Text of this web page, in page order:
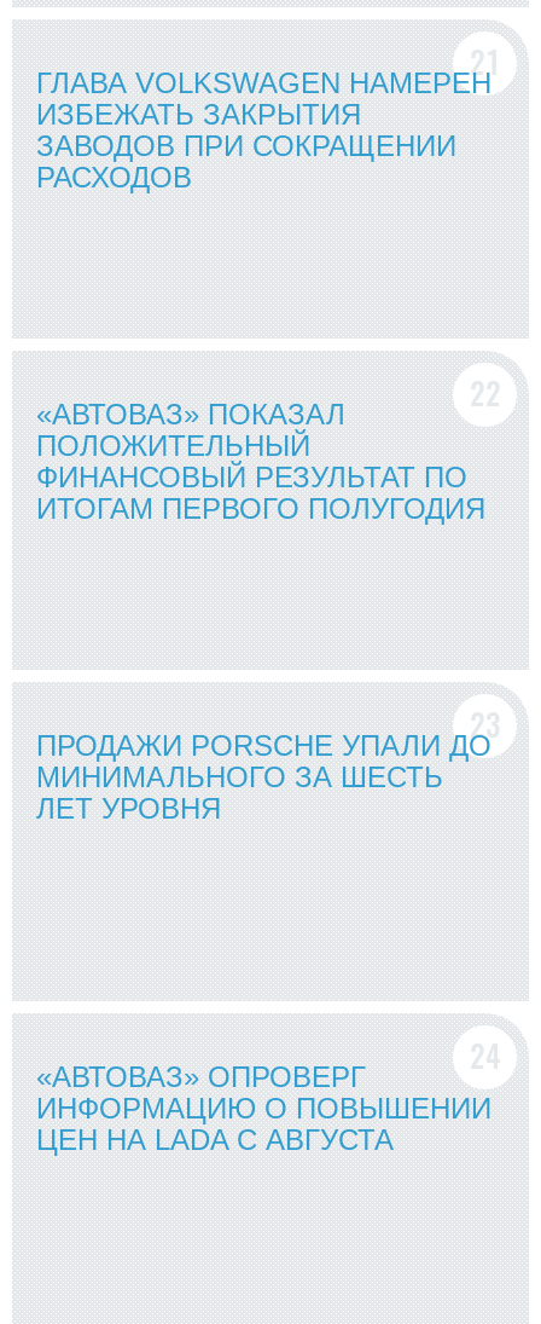
ГЛАВА VOLKSWAGEN НАМЕРЕН
ИЗБЕЖАТЬ ЗАКРЫТИЯ
ЗАВОДОВ ПРИ СОКРАЩЕНИИ
РАСХОДОВ
«АВТОВАЗ» ПОКАЗАЛ
ПОЛОЖИТЕЛЬНЫЙ
ФИНАНСОВЫЙ РЕЗУЛЬТАТ ПО
ИТОГАМ ПЕРВОГО ПОЛУГОДИЯ
ПРОДАЖИ PORSCHE УПАЛИ ДО
МИНИМАЛЬНОГО ЗА ШЕСТЬ
ЛЕТ УРОВНЯ
«АВТОВАЗ» ОПРОВЕРГ
ИНФОРМАЦИЮ О ПОВЫШЕНИИ
ЦЕН НА LADA С АВГУСТА